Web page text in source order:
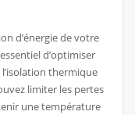
d’énergie de votre
d’optimiser
thermique
limiter les pertes
une température